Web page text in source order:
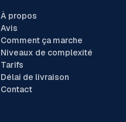
À propos
Avis
Comment ça marche
Niveaux de complexité
Tarifs
Délai de livraison
Contact